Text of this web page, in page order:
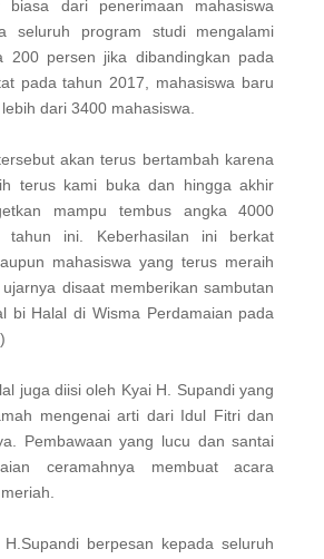
biasa dari penerimaan mahasiswa
seluruh program studi mengalami
200 persen jika dibandingkan pada
pada tahun 2017, mahasiswa baru
dari 3400 mahasiswa.
akan terus bertambah karena
terus kami buka dan hingga akhir
mampu tembus angka 4000
tahun ini. Keberhasilan ini berkat
mahasiswa yang terus meraih
ujarnya disaat memberikan sambutan
bi Halal di Wisma Perdamaian pada
juga diisi oleh Kyai H. Supandi yang
mengenai arti dari Idul Fitri dan
Pembawaan yang lucu dan santai
ceramahnya membuat acara
berpesan kepada seluruh